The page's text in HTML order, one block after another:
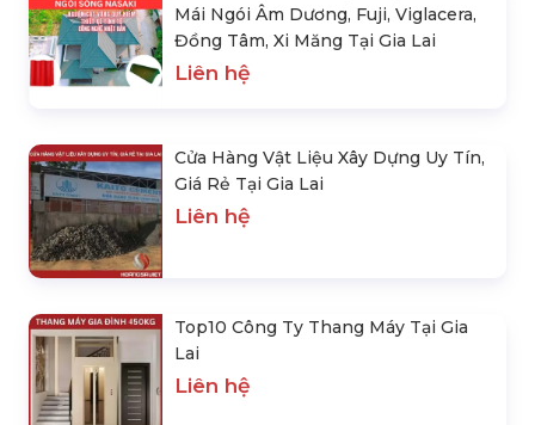
Mái Ngói Âm Dương, Fuji, Viglacera,
Đồng Tâm, Xi Măng Tại Gia Lai
Liên hệ
Cửa Hàng Vật Liệu Xây Dựng Uy Tín,
Giá Rẻ Tại Gia Lai
Liên hệ
Top10 Công Ty Thang Máy Tại Gia
Lai
Liên hệ